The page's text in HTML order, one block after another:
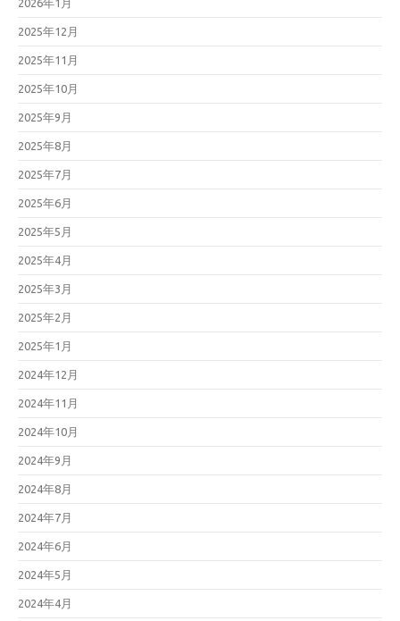
2026年1月
2025年12月
2025年11月
2025年10月
2025年9月
2025年8月
2025年7月
2025年6月
2025年5月
2025年4月
2025年3月
2025年2月
2025年1月
2024年12月
2024年11月
2024年10月
2024年9月
2024年8月
2024年7月
2024年6月
2024年5月
2024年4月